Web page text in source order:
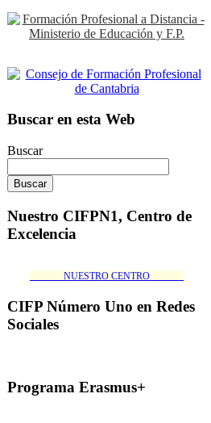
Buscar en esta Web
Buscar
Nuestro CIFPN1, Centro de
Excelencia
_______NUESTRO CENTRO_______
CIFP Número Uno en Redes
Sociales
Programa Erasmus+